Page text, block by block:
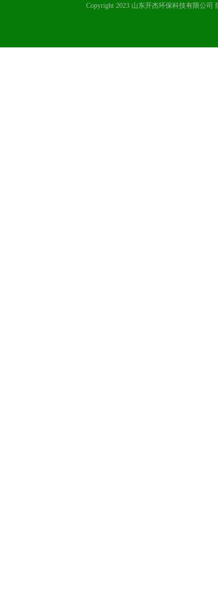
Copyright 2023 山东开杰环保科技有限公司